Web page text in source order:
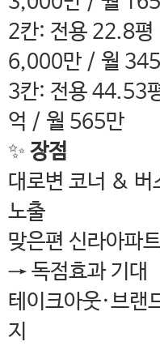
2칸: 전용 22.8
6,000만 / 월
3칸: 전용 44.53
억 / 월 565만
✨ 장점
대로변 코너 &
노출
맞은편 신라아파
→ 독점효과 기대
테이크아웃·브랜
지